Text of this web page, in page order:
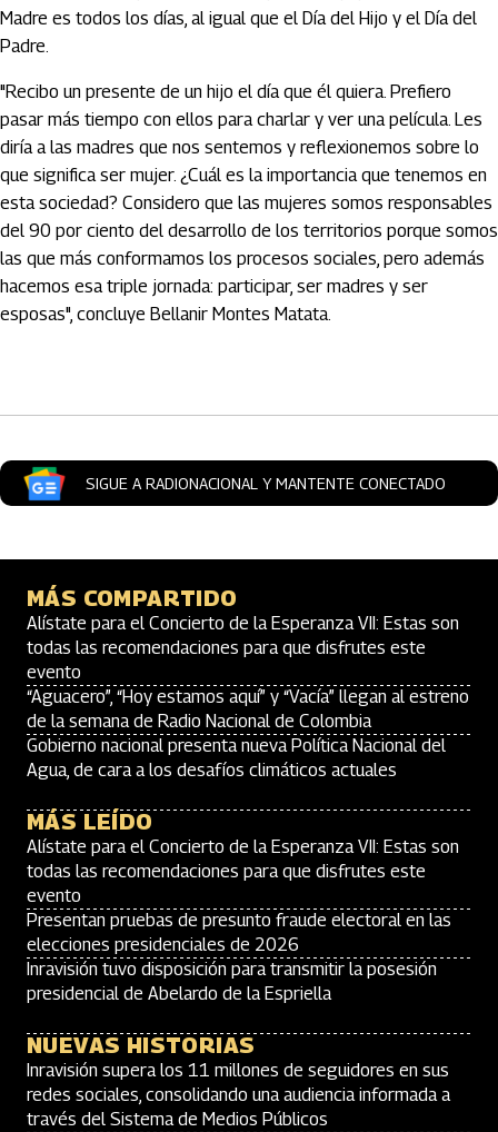
Madre es todos los días, al igual que el Día del Hijo y el Día del
Padre.
"Recibo un presente de un hijo el día que él quiera. Prefiero
pasar más tiempo con ellos para charlar y ver una película. Les
diría a las madres que nos sentemos y reflexionemos sobre lo
que significa ser mujer. ¿Cuál es la importancia que tenemos en
esta sociedad? Considero que las mujeres somos responsables
del 90 por ciento del desarrollo de los territorios porque somos
las que más conformamos los procesos sociales, pero además
hacemos esa triple jornada: participar, ser madres y ser
esposas", concluye Bellanir Montes Matata.
SIGUE A RADIONACIONAL Y MANTENTE CONECTADO
MÁS COMPARTIDO
Alístate para el Concierto de la Esperanza VII: Estas son
todas las recomendaciones para que disfrutes este
evento
“Aguacero”, “Hoy estamos aquí” y “Vacía” llegan al estreno
de la semana de Radio Nacional de Colombia
Gobierno nacional presenta nueva Política Nacional del
Agua, de cara a los desafíos climáticos actuales
MÁS LEÍDO
Alístate para el Concierto de la Esperanza VII: Estas son
todas las recomendaciones para que disfrutes este
evento
Presentan pruebas de presunto fraude electoral en las
elecciones presidenciales de 2026
Inravisión tuvo disposición para transmitir la posesión
presidencial de Abelardo de la Espriella
NUEVAS HISTORIAS
Inravisión supera los 11 millones de seguidores en sus
redes sociales, consolidando una audiencia informada a
través del Sistema de Medios Públicos